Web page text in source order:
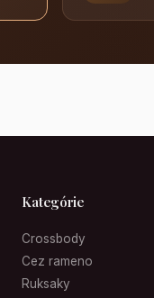
Kategórie
Crossbody
Cez rameno
Ruksaky